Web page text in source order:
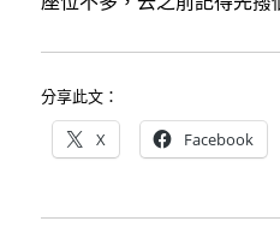
分享此文：
X Facebook